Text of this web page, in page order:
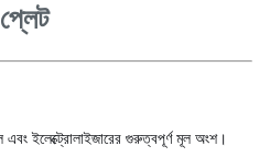
ইলেক্ট্রোলাইজারের গুরুত্বপূর্ণ মূল অংশ।